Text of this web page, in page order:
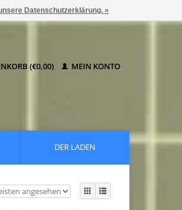
(€0,00) MEIN KONTO
DER LADEN
Datenschutzerklärung. »